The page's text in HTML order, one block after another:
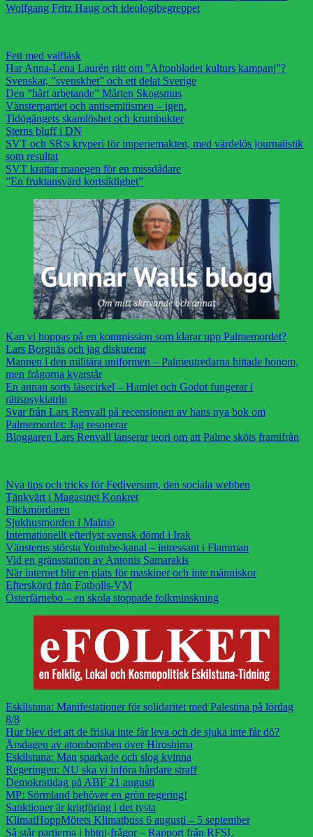
Wolfgang Fritz Haug och ideologibegreppet
Fett med valfläsk
Har Anna-Lena Laurén rätt om ”Aftonbladet kulturs kampanj”?
Svenskar, ”svenskhet” och ett delat Sverige
Den ”hårt arbetande” Mårten Skogsmus
Vänsterpartiet och antisemitismen – igen.
Tidögängets skamlöshet och krumbukter
Sterns bluff i DN
SVT och SR:s kryperi för imperiemakten, med värdelös journalistik
som resultat
SVT krattar manegen för en missdådare
”En fruktansvärd kortsiktighet”
Kan vi hoppas på en kommission som klarar upp Palmemordet?
Lars Borgnäs och jag diskuterar
Mannen i den militära uniformen – Palmeutredarna hittade honom,
men frågorna kvarstår
En annan sorts läsecirkel – Hamlet och Godot fungerar i
rättspsykiatrin
Svar från Lars Renvall på recensionen av hans nya bok om
Palmemordet: Jag resonerar
Bloggaren Lars Renvall lanserar teori om att Palme sköts framifrån
Nya tips och tricks för Fediversum, den sociala webben
Tänkvärt i Magasinet Konkret
Flickmördaren
Sjukhusmorden i Malmö
Internationellt efterlyst svensk dömd i Irak
Vänsterns största Youtube-kanal – intressant i Flamman
Vid en gränsstation av Antonis Samarakis
När internet blir en plats för maskiner och inte människor
Efterskörd från Fotbolls-VM
Österfärnebo – en skola stoppade folkminskning
Eskilstuna: Manifestationer för solidaritet med Palestina på lördag
8/8
Hur blev det att de friska inte får leva och de sjuka inte får dö?
Årsdagen av atombomben över Hiroshima
Eskilstuna: Man sparkade och slog kvinna
Regeringen: NU ska vi införa hårdare straff
Demokratidag på ABF 21 augusti
MP: Sörmland behöver en grön regering!
Sanktioner är krigföring i det tysta
KlimatHoppMötets Klimatbuss 6 augusti – 5 september
Så står partierna i hbtqi-frågor – Rapport från RFSL